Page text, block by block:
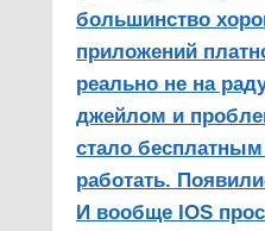
большинство
приложений
реально не на
джейлом и
стало
работать.
И вообще IOS